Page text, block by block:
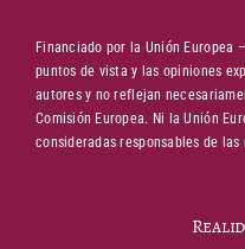
Financiado por la Unión Europea
puntos de vista y las opiniones
autores y no reflejan
Comisión Europea. Ni la Unión
consideradas responsables de las